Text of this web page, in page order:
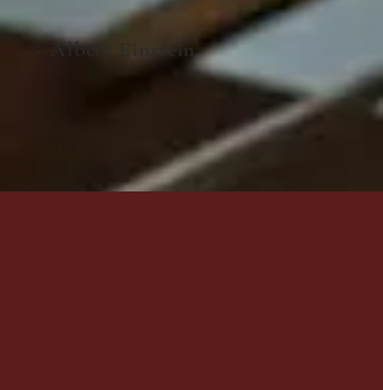
- Albert Einstein